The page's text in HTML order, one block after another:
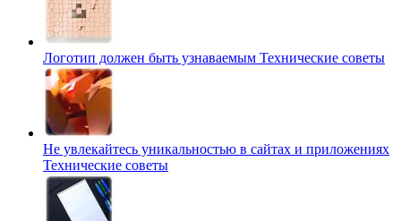
Логотип должен быть узнаваемым Технические советы
Не увлекайтесь уникальностью в сайтах и приложениях
Технические советы